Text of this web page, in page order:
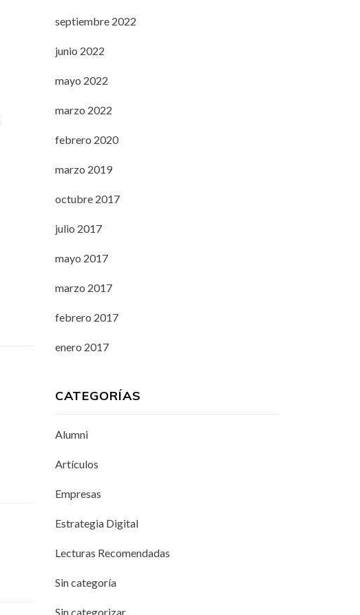
septiembre 2022
junio 2022
mayo 2022
marzo 2022
febrero 2020
marzo 2019
octubre 2017
julio 2017
mayo 2017
marzo 2017
febrero 2017
enero 2017
CATEGORÍAS
Alumni
Artículos
Empresas
Estrategia Digital
Lecturas Recomendadas
Sin categoría
Sin categorizar